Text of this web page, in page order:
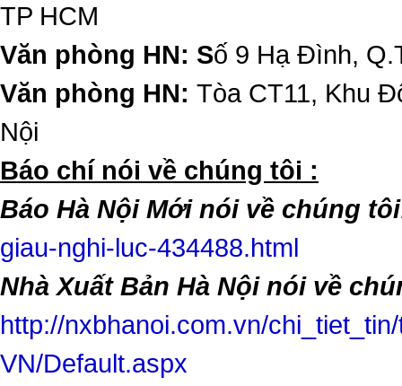
TP HCM
Văn phòng HN: Số 9 Hạ Đình,
Văn phòng HN: Tòa CT11, Khu
Nội
​Báo chí nói về chúng tôi :
Báo Hà Nội Mới nói về chúng
giau-nghi-luc-434488.html
Nhà Xuất Bản Hà Nội nói về
http://nxbhanoi.com.vn/
VN/Default.aspx